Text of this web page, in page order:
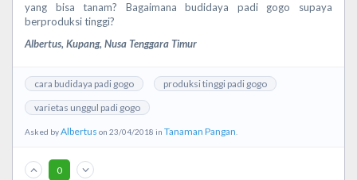
yang bisa tanam? Bagaimana budidaya padi gogo supaya
berproduksi tinggi?
Albertus, Kupang, Nusa Tenggara Timur
cara budidaya padi gogo
produksi tinggi padi gogo
varietas unggul padi gogo
Asked byAlbertus on 23/04/2018 in Tanaman Pangan
0